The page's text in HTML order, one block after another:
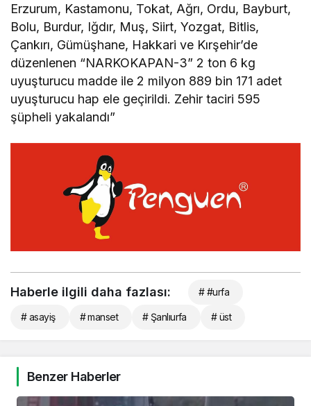
Erzurum, Kastamonu, Tokat, Ağrı, Ordu, Bayburt,
Bolu, Burdur, Iğdır, Muş, Siirt, Yozgat, Bitlis,
Çankırı, Gümüşhane, Hakkari ve Kırşehir’de
düzenlenen “NARKOKAPAN-3” 2 ton 6 kg
uyuşturucu madde ile 2 milyon 889 bin 171 adet
uyuşturucu hap ele geçirildi. Zehir taciri 595
şüpheli yakalandı”
Haberle ilgili daha fazlası: # #urfa
# asayiş # manset # Şanlıurfa # üst
Benzer Haberler